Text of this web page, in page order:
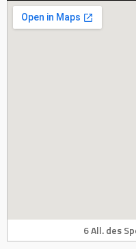
6 All. des